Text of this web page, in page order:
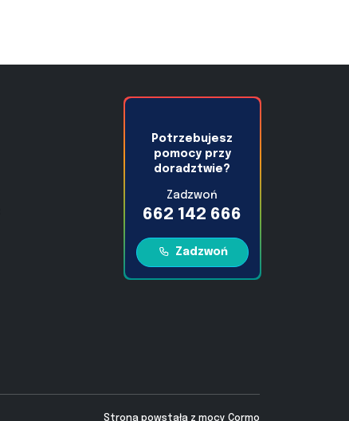
Potrzebujesz
pomocy przy
doradztwie?
Zadzwoń
662 142 666
Zadzwoń
Strona powstała z mocy Cormo